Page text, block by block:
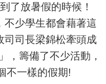
了放暑假的時候！
不少學生都會藉著這
司司長梁錦松牽頭成
，籌備了不少活動，
不一樣的假期!